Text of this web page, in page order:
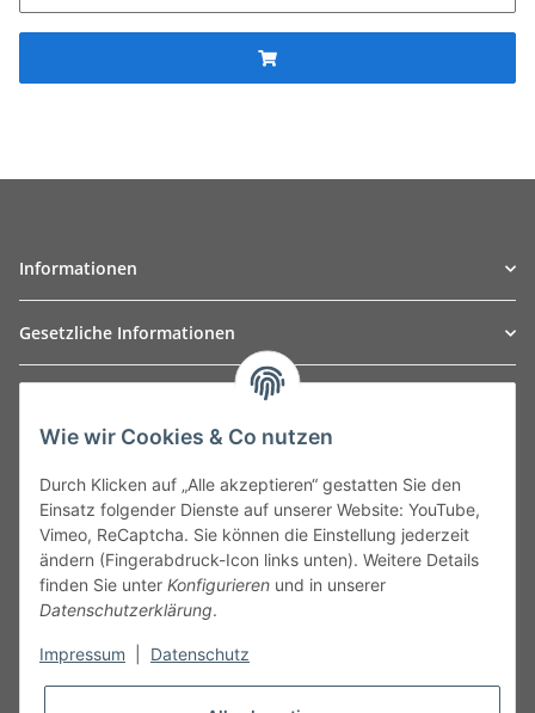
Informationen
Gesetzliche Informationen
Leibnizstraße 2a
Germany
Phone:+49 40 5287270
Fax:+49 40 5281050
Email:sales@tow-automotive.de
Wie wir Cookies & Co nutzen
Durch Klicken auf „Alle akzeptieren“ gestatten Sie den
Einsatz folgender Dienste auf unserer Website: YouTube,
Vimeo, ReCaptcha. Sie können die Einstellung jederzeit
ändern (Fingerabdruck-Icon links unten). Weitere Details
finden Sie unter Konfigurieren und in unserer
Datenschutzerklärung.
Impressum Datenschutz